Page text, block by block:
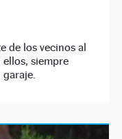
de los vecinos al
siempre
garaje.